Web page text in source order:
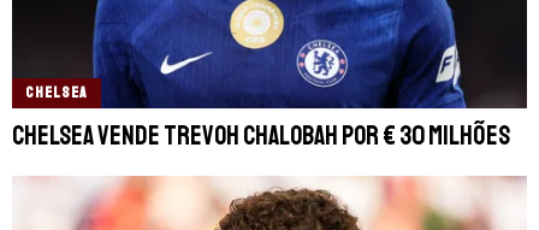
CHELSEA
Chelsea vende Trevoh Chalobah por € 30 milhões